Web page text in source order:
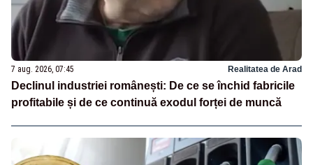
7 aug. 2026, 07:45 Realitatea de Arad
Declinul industriei românești: De ce se închid fabricile
profitabile și de ce continuă exodul forței de muncă